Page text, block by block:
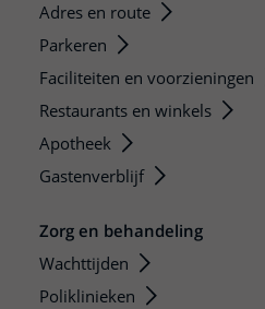
Adres en route
Parkeren
Faciliteiten en voorzieningen
Restaurants en winkels
Apotheek
Gastenverblijf
Zorg en behandeling
Wachttijden
Poliklinieken